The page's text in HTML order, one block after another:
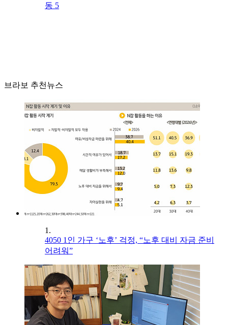
동 5
브라보 추천뉴스
1.
4050 1인 가구 ‘노후’ 걱정, “노후 대비 자금 준비
어려워”